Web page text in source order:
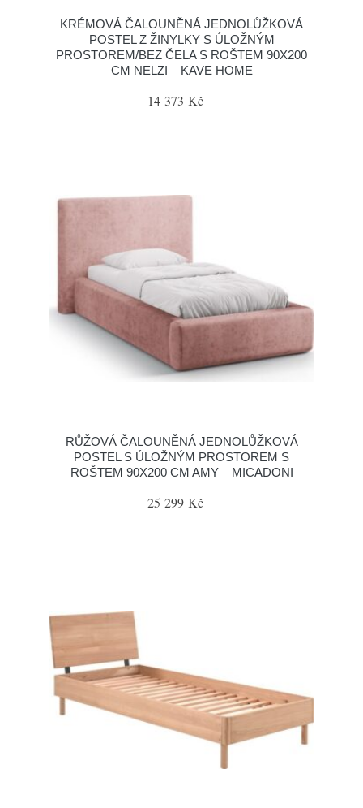
KRÉMOVÁ ČALOUNĚNÁ JEDNOLŮŽKOVÁ
POSTEL Z ŽINYLKY S ÚLOŽNÝM
PROSTOREM/BEZ ČELA S ROŠTEM 90X200
CM NELZI – KAVE HOME
14 373 Kč
RŮŽOVÁ ČALOUNĚNÁ JEDNOLŮŽKOVÁ
POSTEL S ÚLOŽNÝM PROSTOREM S
ROŠTEM 90X200 CM AMY – MICADONI
25 299 Kč